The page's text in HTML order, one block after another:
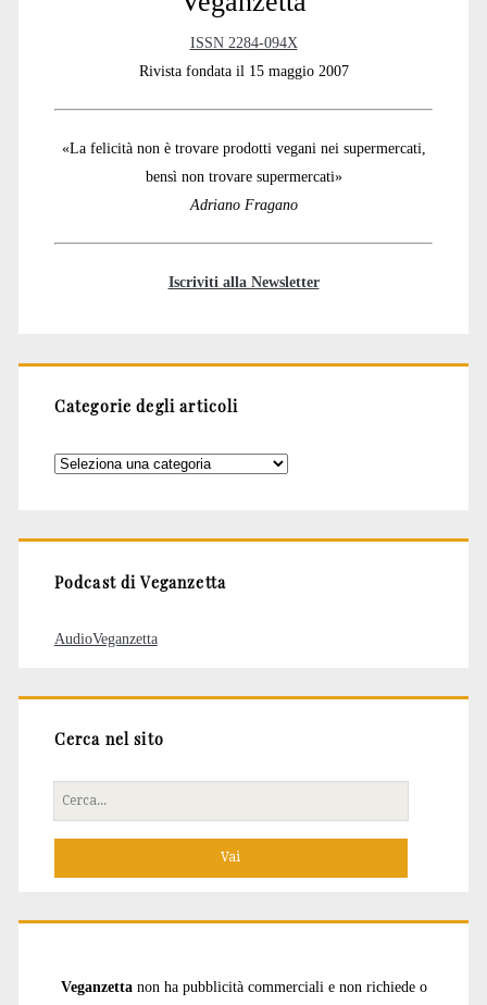
ISSN 2284-094X
Rivista fondata il 15 maggio 2007
«La felicità non è trovare prodotti vegani nei supermercati,
bensì non trovare supermercati»
Adriano Fragano
Iscriviti alla Newsletter
Categorie degli articoli
Categorie
Podcast di Veganzetta
AudioVeganzetta
Cerca nel sito
Cerca
per:
Veganzetta non ha pubblicità commerciali e non richiede o